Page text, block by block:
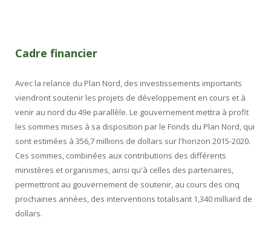
Cadre financier
Avec la relance du Plan Nord, des investissements importants
viendront soutenir les projets de développement en cours et à
venir au nord du 49e parallèle. Le gouvernement mettra à profit
les sommes mises à sa disposition par le Fonds du Plan Nord, qui
sont estimées à 356,7 millions de dollars sur l'horizon 2015-2020.
Ces sommes, combinées aux contributions des différents
ministères et organismes, ainsi qu'à celles des partenaires,
permettront au gouvernement de soutenir, au cours des cinq
prochaines années, des interventions totalisant 1,340 milliard de
dollars.